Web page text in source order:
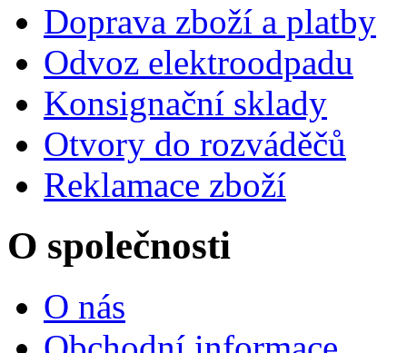
Doprava zboží a platby
Odvoz elektroodpadu
Konsignační sklady
Otvory do rozváděčů
Reklamace zboží
O společnosti
O nás